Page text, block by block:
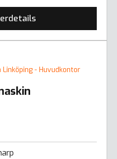
- Huvudkontor